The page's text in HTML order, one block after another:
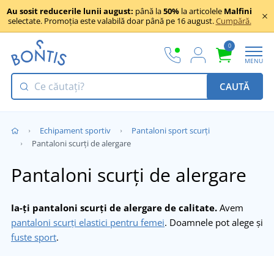
Au sosit reducerile lunii august: până la50% la articolele Malfini
selectate. Promoția este valabilă doar până pe 16 august.Cumpără.
0
MENU
CAUTĂ
Echipament sportiv
Pantaloni sport scurți
Pantaloni scurți de alergare
Pantaloni scurți de alergare
Ia-ți pantaloni scurți de alergare de calitate. Avem
pantaloni scurți elastici pentru femei. Doamnele pot alege și
fuste sport.